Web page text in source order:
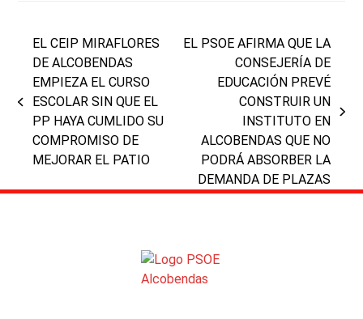
previous
post:
EL CEIP MIRAFLORES
DE ALCOBENDAS
EMPIEZA EL CURSO
ESCOLAR SIN QUE EL
PP HAYA CUMLIDO SU
COMPROMISO DE
MEJORAR EL PATIO
post:
EL PSOE AFIRMA QUE LA
CONSEJERÍA DE
EDUCACIÓN PREVÉ
CONSTRUIR UN
INSTITUTO EN
ALCOBENDAS QUE NO
PODRÁ ABSORBER LA
DEMANDA DE PLAZAS